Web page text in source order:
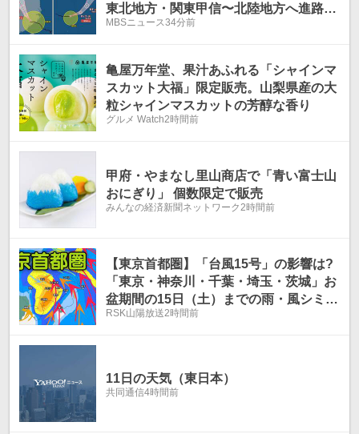
東北地方・関東甲信〜北陸地方へ進路予
想で交通への影響は?
MBSニュース34分前
亀屋万年堂、果汁あふれる「シャインマ
スカット大福」限定販売。山梨県産の大
粒シャインマスカットの芳醇な香り
グルメ Watch2時間前
甲府・やまなし里山商店で「青い富士山
おにぎり」 個数限定で販売
みんなの経済新聞ネットワーク 2時間前
【東京首都圏】「台風15号」の影響は?
「東京・神奈川・千葉・埼玉・茨城」お
盆期間の15日（土）までの雨・風シミュ
レーション【気象庁10日午前4時41分発
RSK山陽放送2時間前
11日の天気（東日本）
共同通信4時間前